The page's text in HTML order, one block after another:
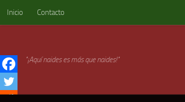
Skip to content
Inicio Contacto
"¡Aquí naides es más que naides!"